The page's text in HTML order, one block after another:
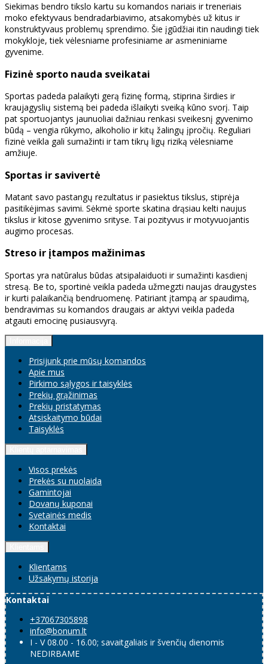
Siekimas bendro tikslo kartu su komandos nariais ir treneriais
moko efektyvaus bendradarbiavimo, atsakomybės už kitus ir
konstruktyvaus problemų sprendimo. Šie įgūdžiai itin naudingi tiek
mokykloje, tiek vėlesniame profesiniame ar asmeniniame
gyvenime.
Fizinė sporto nauda sveikatai
Sportas padeda palaikyti gerą fizinę formą, stiprina širdies ir
kraujagyslių sistemą bei padeda išlaikyti sveiką kūno svorį. Taip
pat sportuojantys jaunuoliai dažniau renkasi sveikesnį gyvenimo
būdą – vengia rūkymo, alkoholio ir kitų žalingų įpročių. Reguliari
fizinė veikla gali sumažinti ir tam tikrų ligų riziką vėlesniame
amžiuje.
Sportas ir savivertė
Matant savo pastangų rezultatus ir pasiektus tikslus, stiprėja
pasitikėjimas savimi. Sėkmė sporte skatina drąsiau kelti naujus
tikslus ir kitose gyvenimo srityse. Tai pozityvus ir motyvuojantis
augimo procesas.
Streso ir įtampos mažinimas
Sportas yra natūralus būdas atsipalaiduoti ir sumažinti kasdienį
stresą. Be to, sportinė veikla padeda užmegzti naujas draugystes
ir kurti palaikančią bendruomenę. Patiriant įtampą ar spaudimą,
bendravimas su komandos draugais ar aktyvi veikla padeda
atgauti emocinę pusiausvyrą.
Prisijunk prie mūsų komandos
Apie mus
Pirkimo sąlygos ir taisyklės
Prekių grąžinimas
Prekių pristatymas
Atsiskaitymo būdai
Taisyklės
Visos prekės
Prekės su nuolaida
Gamintojai
Dovanų kuponai
Svetainės medis
Kontaktai
Klientams
Užsakymų istorija
Kontaktai
+37067305898
info@bonum.lt
I - V 08.00 - 16.00; savaitgaliais ir švenčių dienomis
NEDIRBAME